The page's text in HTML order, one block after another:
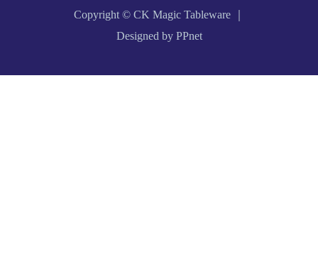
Copyright © CK Magic Tableware ｜
Designed by PPnet